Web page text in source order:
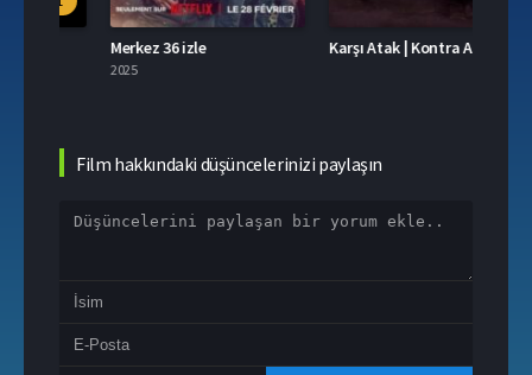
Merkez 36 izle Karşı Atak | Kontra Atak izle
Film hakkındaki düşüncelerinizi paylaşın